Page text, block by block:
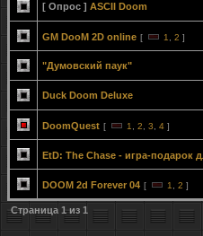
[ Опрос ] ASCII Doom
GM DooM 2D online [ 1 2 ]
"Думовский паук"
Duck Doom Deluxe
DoomQuest [ 1 2 3 4 ]
EtD: The Chase - игра-подарок
DOOM 2d Forever 04 [ 1 2 ]
Страница 1из 1